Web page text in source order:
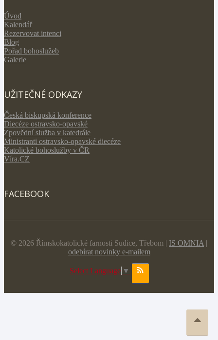
Úvod
Kalendář
Rezervovat intenci
Blog
Pořad bohoslužeb
Galerie
UŽITEČNÉ ODKAZY
Česká biskupská konference
Diecéze ostravsko-opavské
Zpovědní služba v katedrále
Ministranti ostravsko-opavské diecéze
Katolické bohoslužby v ČR
Víra.CZ
FACEBOOK
© 2026 Římskokatolické farnosti Sudice, Třebom | IS OMNIA |
odebírat novinky e-mailem
Select Language ▼